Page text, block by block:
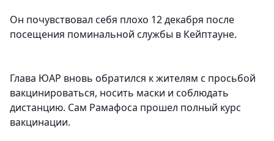
Он почувствовал себя плохо 12 декабря после
посещения поминальной службы в Кейптауне.
Глава ЮАР вновь обратился к жителям с просьбой
вакцинироваться, носить маски и соблюдать
дистанцию. Сам Рамафоса прошел полный курс
вакцинации.